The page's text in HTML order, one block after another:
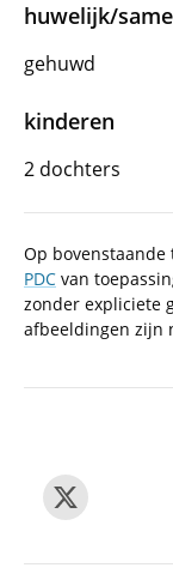
huwelijk/
gehuwd
kinderen
2 dochters
Op bovenstaande
PDC van
zonder expliciete
afbeeldingen zijn